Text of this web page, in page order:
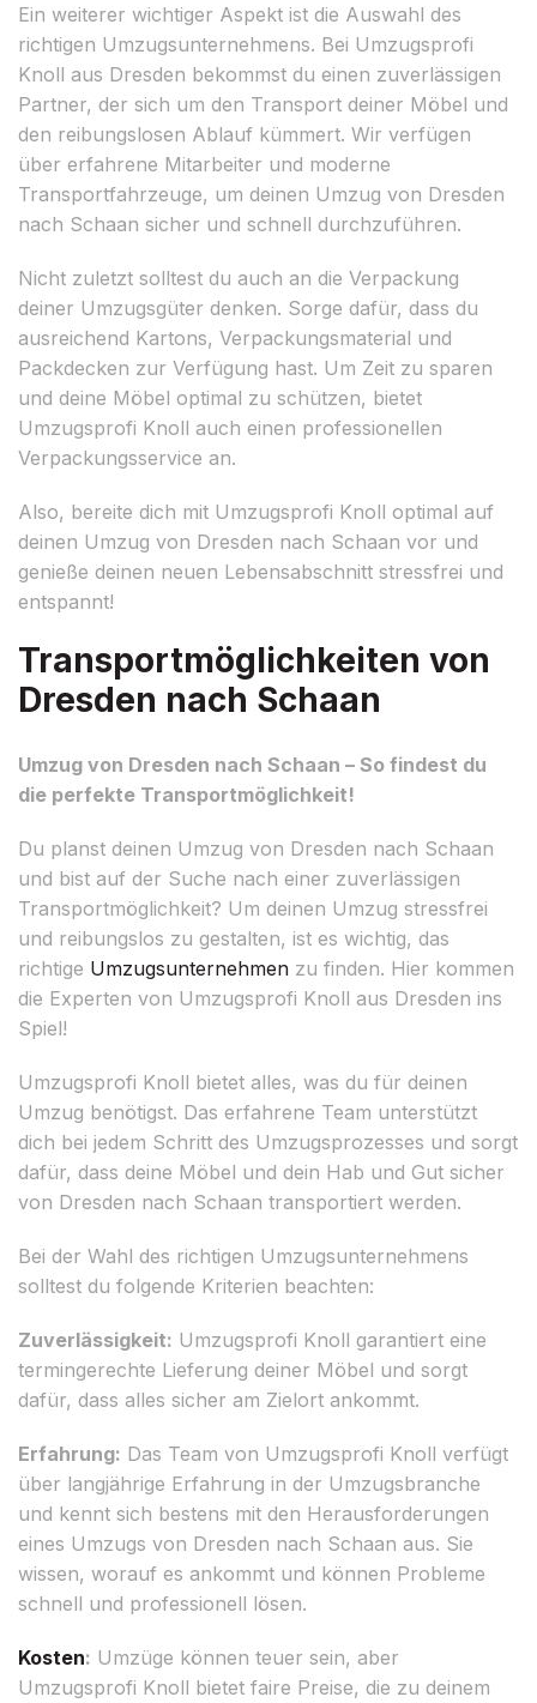
Ein weiterer wichtiger Aspekt ist die Auswahl des
richtigen Umzugsunternehmens. Bei Umzugsprofi
Knoll aus Dresden bekommst du einen zuverlässigen
Partner, der sich um den Transport deiner Möbel und
den reibungslosen Ablauf kümmert. Wir verfügen
über erfahrene Mitarbeiter und moderne
Transportfahrzeuge, um deinen Umzug von Dresden
nach Schaan sicher und schnell durchzuführen.
Nicht zuletzt solltest du auch an die Verpackung
deiner Umzugsgüter denken. Sorge dafür, dass du
ausreichend Kartons, Verpackungsmaterial und
Packdecken zur Verfügung hast. Um Zeit zu sparen
und deine Möbel optimal zu schützen, bietet
Umzugsprofi Knoll auch einen professionellen
Verpackungsservice an.
Also, bereite dich mit Umzugsprofi Knoll optimal auf
deinen Umzug von Dresden nach Schaan vor und
genieße deinen neuen Lebensabschnitt stressfrei und
entspannt!
Transportmöglichkeiten von
Dresden nach Schaan
Umzug von Dresden nach Schaan – So findest du
die perfekte Transportmöglichkeit!
Du planst deinen Umzug von Dresden nach Schaan
und bist auf der Suche nach einer zuverlässigen
Transportmöglichkeit? Um deinen Umzug stressfrei
und reibungslos zu gestalten, ist es wichtig, das
richtige Umzugsunternehmen zu finden. Hier kommen
die Experten von Umzugsprofi Knoll aus Dresden ins
Spiel!
Umzugsprofi Knoll bietet alles, was du für deinen
Umzug benötigst. Das erfahrene Team unterstützt
dich bei jedem Schritt des Umzugsprozesses und sorgt
dafür, dass deine Möbel und dein Hab und Gut sicher
von Dresden nach Schaan transportiert werden.
Bei der Wahl des richtigen Umzugsunternehmens
solltest du folgende Kriterien beachten:
Zuverlässigkeit: Umzugsprofi Knoll garantiert eine
termingerechte Lieferung deiner Möbel und sorgt
dafür, dass alles sicher am Zielort ankommt.
Erfahrung: Das Team von Umzugsprofi Knoll verfügt
über langjährige Erfahrung in der Umzugsbranche
und kennt sich bestens mit den Herausforderungen
eines Umzugs von Dresden nach Schaan aus. Sie
wissen, worauf es ankommt und können Probleme
schnell und professionell lösen.
Kosten: Umzüge können teuer sein, aber
Umzugsprofi Knoll bietet faire Preise, die zu deinem